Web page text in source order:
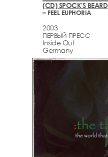
(CD) SPOCK'S BEARD
– FEEL EUPHORIA
2003
ПЕРВЫЙ ПРЕСС
Inside Out
Germany